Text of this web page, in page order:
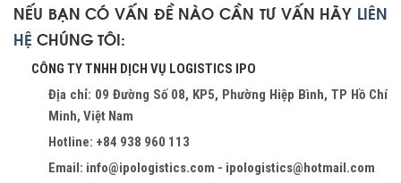
NẾU BẠN CÓ VẤN ĐỀ NÀO CẦN TƯ VẤN HÃY LIÊN
HỆ CHÚNG TÔI:
CÔNG TY TNHH DỊCH VỤ LOGISTICS IPO
Địa chỉ: 09 Đường Số 08, KP5, Phường Hiệp Bình, TP Hồ Chí
Minh, Việt Nam
Hotline: +84 938 960 113
Email: info@ipologistics.com - ipologistics@hotmail.com